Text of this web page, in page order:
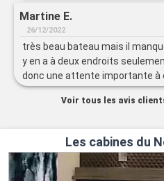
Martine E.
26/12/2022
très beau bateau mais il
y en a à deux endroits
donc une attente importante à
l'ascenseur
Voir tous les avis
Les cabines du